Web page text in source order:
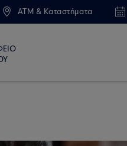
ATM & Καταστήματα